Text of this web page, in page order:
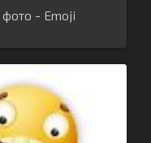
- Emoji